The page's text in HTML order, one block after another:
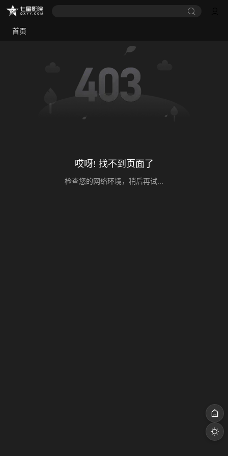
首页
哎呀! 找不到页面了
检查您的网络环境，稍后再试...